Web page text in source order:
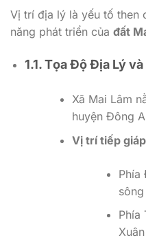
Vị trí địa lý là yếu tố then
năng phát triển của đất
1.1. Tọa Độ Địa Lý
Xã Mai Lâm
huyện Đông
Vị trí tiếp
Phía
Phía